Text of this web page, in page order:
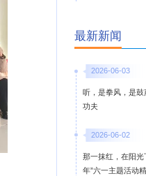
最新新闻
2026-06-03
听，是拳风，是
功夫
2026-06-02
那一抹红，在阳
年”六一主题活动